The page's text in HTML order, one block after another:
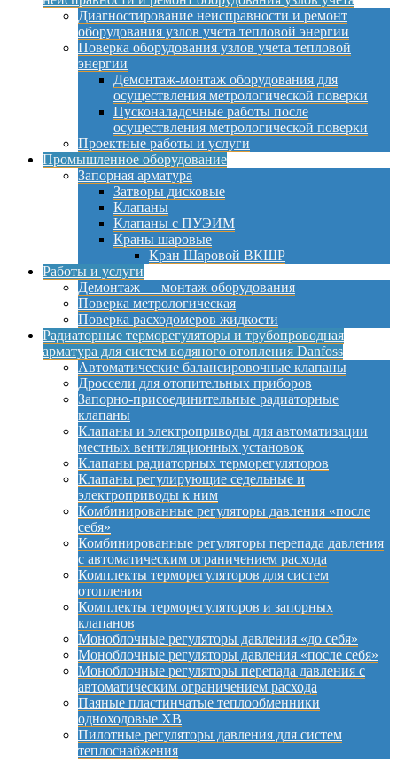
Диагностирование неисправности и ремонт
оборудования узлов учета тепловой энергии
Поверка оборудования узлов учета тепловой
энергии
Демонтаж-монтаж оборудования для
осуществления метрологической поверки
Пусконаладочные работы после
осуществления метрологической поверки
Проектные работы и услуги
Промышленное оборудование
Запорная арматура
Затворы дисковые
Клапаны
Клапаны с ПУЭИМ
Краны шаровые
Кран Шаровой ВКШР
Работы и услуги
Демонтаж — монтаж оборудования
Поверка метрологическая
Поверка расходомеров жидкости
Радиаторные терморегуляторы и трубопроводная
арматура для систем водяного отопления Danfoss
Автоматические балансировочные клапаны
Дроссели для отопительных приборов
Запорно-присоединительные радиаторные
клапаны
Клапаны и электроприводы для автоматизации
местных вентиляционных установок
Клапаны радиаторных терморегуляторов
Клапаны регулирующие седельные и
электроприводы к ним
Комбинированные регуляторы давления «после
себя»
Комбинированные регуляторы перепада давления
с автоматическим ограничением расхода
Комплекты терморегуляторов для систем
отопления
Комплекты терморегуляторов и запорных
клапанов
Моноблочные регуляторы давления «до себя»
Моноблочные регуляторы давления «после себя»
Моноблочные регуляторы перепада давления с
автоматическим ограничением расхода
Паяные пластинчатые теплообменники
одноходовые XB
Пилотные регуляторы давления для систем
теплоснабжения